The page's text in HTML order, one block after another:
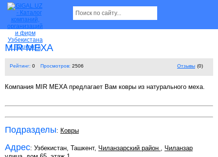
MIR MEXA
Рейтинг: 0 Просмотров: 2506 Отзывы (0)
Компания MIR MEXA предлагает Вам ковры из натурального меха.
Подразделы: Ковры
Адрес: Узбекистан, Ташкент, Чиланзарский район , Чиланзар